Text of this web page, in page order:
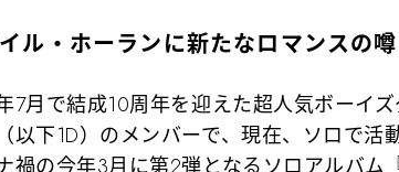
ル・ホーランに新たなロマンスの噂
7月で結成10周年を迎えた超人気ボーイ
以下1D）のメンバーで、現在、ソロで活
禍の今年3月に第2弾となるソロアルバム